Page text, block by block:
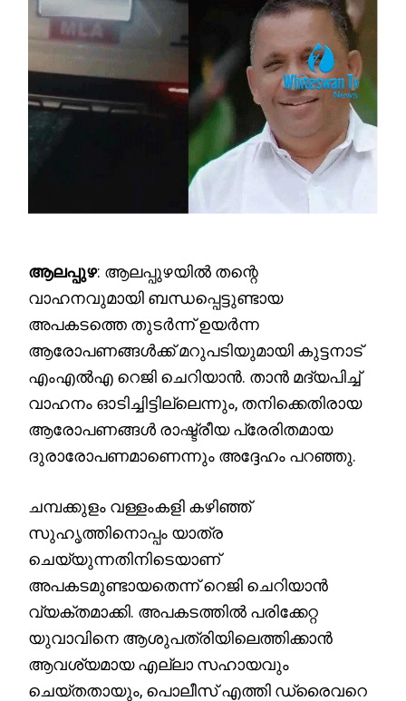
ആലപ്പുഴ: ആലപ്പുഴയിൽ തന്റെ
വാഹനവുമായി ബന്ധപ്പെട്ടുണ്ടായ
അപകടത്തെ തുടർന്ന് ഉയർന്ന
ആരോപണങ്ങൾക്ക് മറുപടിയുമായി കുട്ടനാട്
എംഎൽഎ റെജി ചെറിയാൻ. താൻ മദ്യപിച്ച്
വാഹനം ഓടിച്ചിട്ടില്ലെന്നും, തനിക്കെതിരായ
ആരോപണങ്ങൾ രാഷ്ട്രീയ പ്രേരിതമായ
ദുരാരോപണമാണെന്നും അദ്ദേഹം പറഞ്ഞു.
ചമ്പക്കുളം വള്ളംകളി കഴിഞ്ഞ്
സുഹൃത്തിനൊപ്പം യാത്ര
ചെയ്യുന്നതിനിടെയാണ്
അപകടമുണ്ടായതെന്ന് റെജി ചെറിയാൻ
വ്യക്തമാക്കി. അപകടത്തിൽ പരിക്കേറ്റ
യുവാവിനെ ആശുപത്രിയിലെത്തിക്കാൻ
ആവശ്യമായ എല്ലാ സഹായവും
ചെയ്തതായും, പൊലീസ് എത്തി ഡ്രൈവറെ